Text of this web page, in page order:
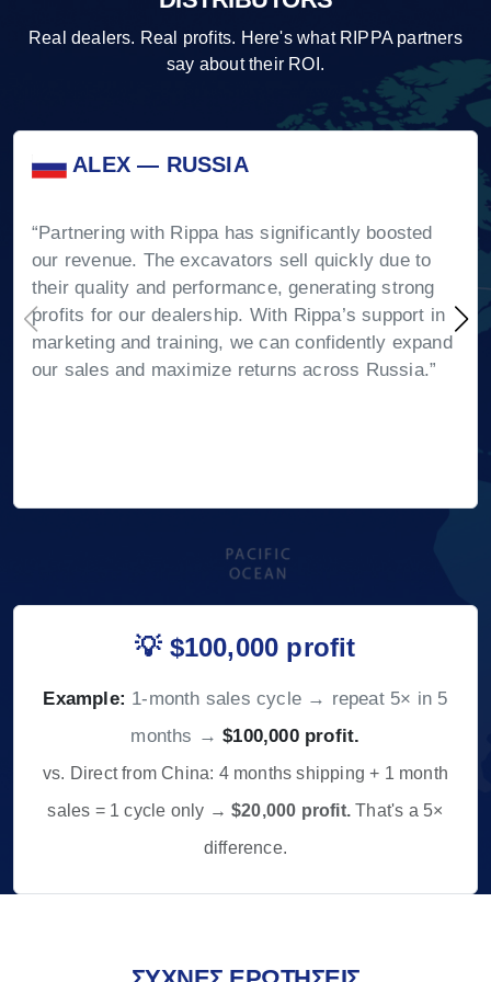
Real dealers. Real profits. Here's what RIPPA partners
say about their ROI.
ALEX — RUSSIA
“Partnering with Rippa has significantly boosted
our revenue. The excavators sell quickly due to
their quality and performance, generating strong
profits for our dealership. With Rippa’s support in
marketing and training, we can confidently expand
our sales and maximize returns across Russia.”
💡 $100,000 profit
Example: 1-month sales cycle → repeat 5× in 5
months →$100,000 profit.
vs. Direct from China: 4 months shipping + 1 month
sales = 1 cycle only →$20,000 profit. That's a 5×
difference.